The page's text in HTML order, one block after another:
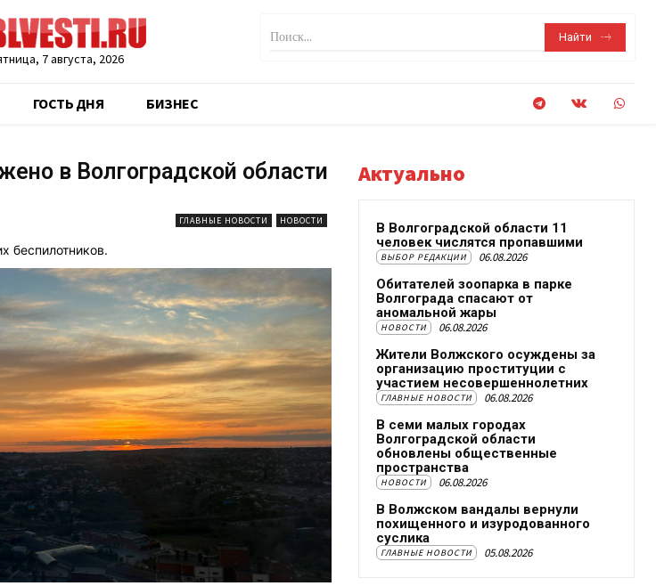
7 августа, 2026
Поиск... Найти
ГОСТЬ ДНЯ БИЗНЕС
в Волгоградской области
ГЛАВНЫЕ НОВОСТИ НОВОСТИ
беспилотников.
Актуально
В Волгоградской области 11
человек числятся пропавшими
ВЫБОР РЕДАКЦИИ 06.08.2026
Обитателей зоопарка в парке
Волгограда спасают от
аномальной жары
НОВОСТИ 06.08.2026
Жители Волжского осуждены за
организацию проституции с
участием несовершеннолетних
ГЛАВНЫЕ НОВОСТИ 06.08.2026
В семи малых городах
Волгоградской области
обновлены общественные
пространства
НОВОСТИ 06.08.2026
В Волжском вандалы вернули
похищенного и изуродованного
суслика
ГЛАВНЫЕ НОВОСТИ 05.08.2026